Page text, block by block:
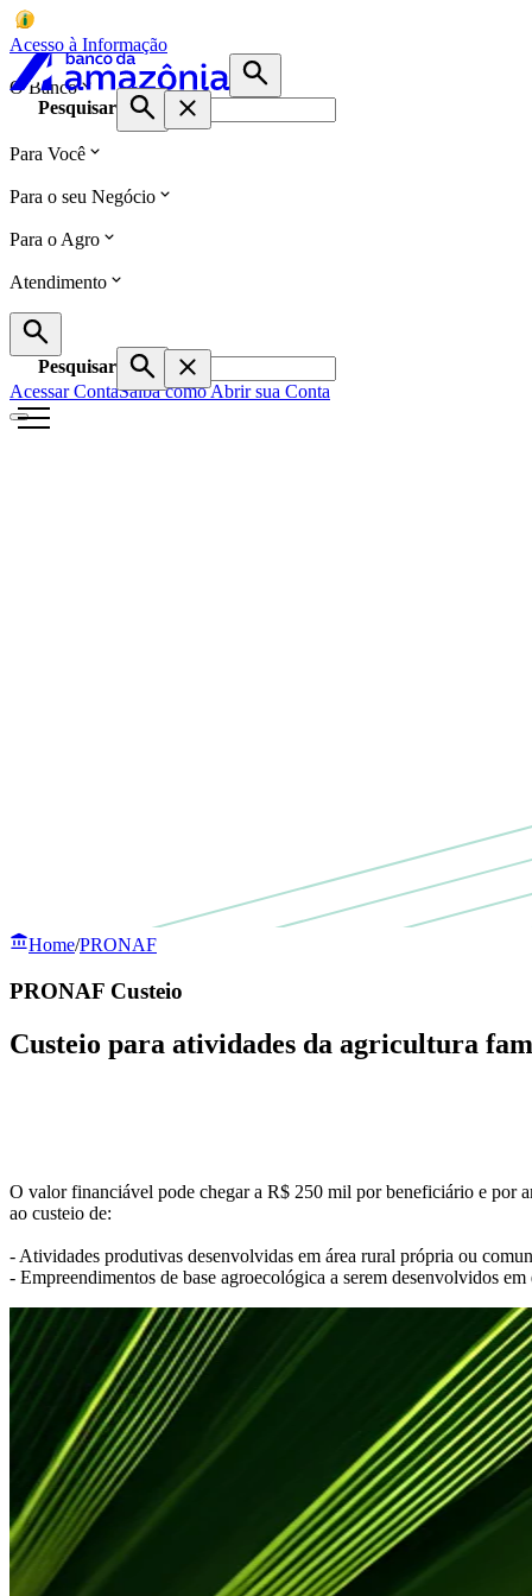
Acesso à Informação
O Banco
Pesquisar
Para Você
Para o seu Negócio
Para o Agro
Atendimento
Pesquisar
Acessar ContaSaiba como Abrir sua Conta
Home/PRONAF
PRONAF Custeio
Custeio para atividades da agricultura
O valor financiável pode chegar a R$ 250 mil por beneficiário e por
ao custeio de:
- Atividades produtivas desenvolvidas em área rural própria ou
- Empreendimentos de base agroecológica a serem desenvolvidos